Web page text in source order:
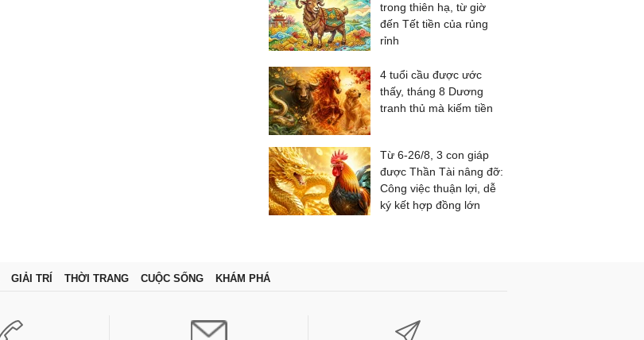
trong thiên hạ, từ giờ
đến Tết tiền của rủng
rỉnh
4 tuổi cầu được ước
thấy, tháng 8 Dương
tranh thủ mà kiếm tiền
Từ 6-26/8, 3 con giáp
được Thần Tài nâng đỡ:
Công việc thuận lợi, dễ
ký kết hợp đồng lớn
GIẢI TRÍ THỜI TRANG CUỘC SỐNG KHÁM PHÁ